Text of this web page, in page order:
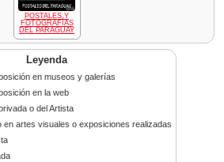
POSTALES Y
FOTOGRAFÍAS
DEL PARAGUAY
Leyenda
en museos y galerías
en la web
o del Artista
en artes visuales o exposiciones realizadas